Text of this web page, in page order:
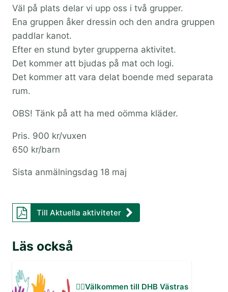
Väl på plats delar vi upp oss i två grupper.
Ena gruppen åker dressin och den andra gruppen
paddlar kanot.
Efter en stund byter grupperna aktivitet.
Det kommer att bjudas på mat och logi.
Det kommer att vara delat boende med separata
rum.
OBS! Tänk på att ha med oömma kläder.
Pris. 900 kr/vuxen
650 kr/barn
Sista anmälningsdag 18 maj
Till Aktuella aktiviteter
Läs också
✋🏻Välkommen till DHB Västras